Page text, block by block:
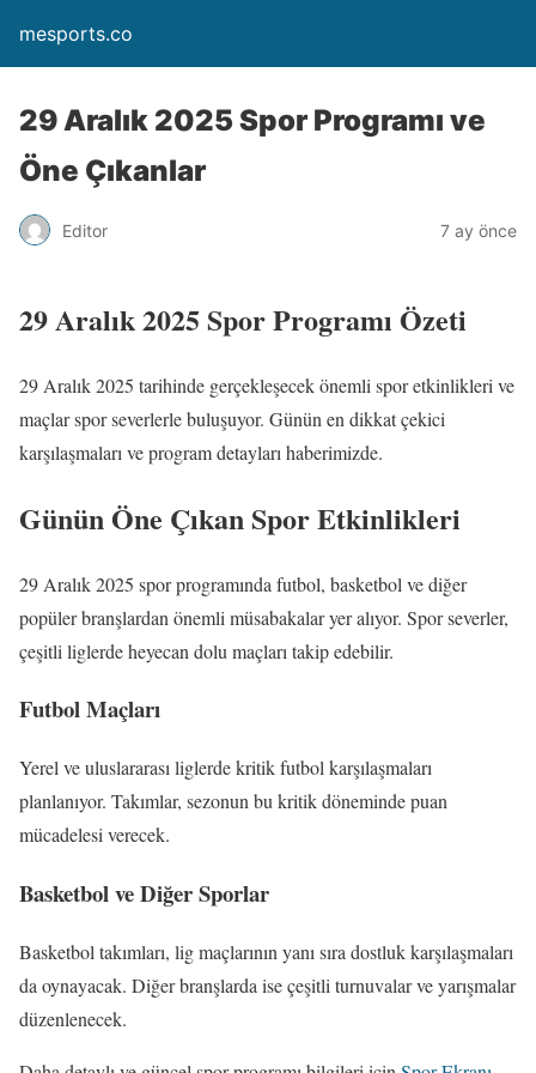
mesports.co
29 Aralık 2025 Spor Programı ve
Öne Çıkanlar
Editor 7 ay önce
29 Aralık 2025 Spor Programı Özeti
29 Aralık 2025 tarihinde gerçekleşecek önemli spor etkinlikleri ve
maçlar spor severlerle buluşuyor. Günün en dikkat çekici
karşılaşmaları ve program detayları haberimizde.
Günün Öne Çıkan Spor Etkinlikleri
29 Aralık 2025 spor programında futbol, basketbol ve diğer
popüler branşlardan önemli müsabakalar yer alıyor. Spor severler,
çeşitli liglerde heyecan dolu maçları takip edebilir.
Futbol Maçları
Yerel ve uluslararası liglerde kritik futbol karşılaşmaları
planlanıyor. Takımlar, sezonun bu kritik döneminde puan
mücadelesi verecek.
Basketbol ve Diğer Sporlar
Basketbol takımları, lig maçlarının yanı sıra dostluk karşılaşmaları
da oynayacak. Diğer branşlarda ise çeşitli turnuvalar ve yarışmalar
düzenlenecek.